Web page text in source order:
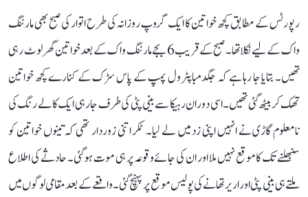
رپورٹس کے مطابق کچھ خواتین کا ایک گروپ روزانہ کی طرح اتوار کی صبح بھی مارننگ
واک کے لیے نکلا تھا۔ صبح کے قریب 6 بجے مارننگ واک کے بعد خواتین گھر لوٹ رہی
تھیں۔ بتایا جا رہا ہے کہ جگدمبا پٹرول پمپ کے پاس سڑک کے کنارے کچھ خواتین
تھک کر بیٹھ گئی تھیں۔ اسی دوران رہیکا سے بینی پٹی کی طرف جا رہی ایک کالے رنگ کی
نامعلوم گاڑی نے انہیں اپنی زد میں لے لیا۔ ٹکر اتنی زوردار تھی کہ تینوں خواتین کو
سنبھلنے تک کا موقع نہیں ملا اور ان کی جائے وقوعہ پر ہی موت ہو گئی۔ حادثے کی اطلاع
ملتے ہی بینی پٹی اور اریر تھانے کی پولیس موقع پر پہنچ گئی۔ واقعے کے بعد مقامی لوگوں میں